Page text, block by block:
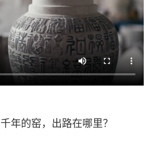
的窑，出路在哪里？